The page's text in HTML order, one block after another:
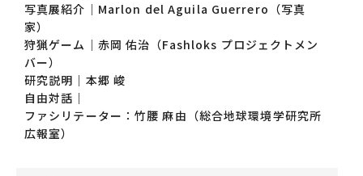
写真展紹介｜Marlon del Aguila Guerrero（写真
家）
狩猟ゲーム｜赤岡 佑治（Fashloks プロジェクトメン
バー）
研究説明｜本郷 峻
自由対話｜
ファシリテーター：竹腰 麻由（総合地球環境学研究所
広報室）